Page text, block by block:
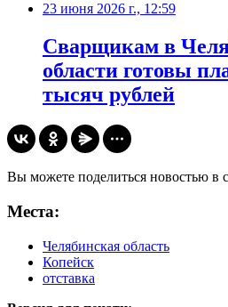
23 июня 2026 г., 12:59
Сварщикам в
области готовы
тысяч рублей
Вы можете поделиться новостью в
Места:
Челябинская область
Копейск
отставка